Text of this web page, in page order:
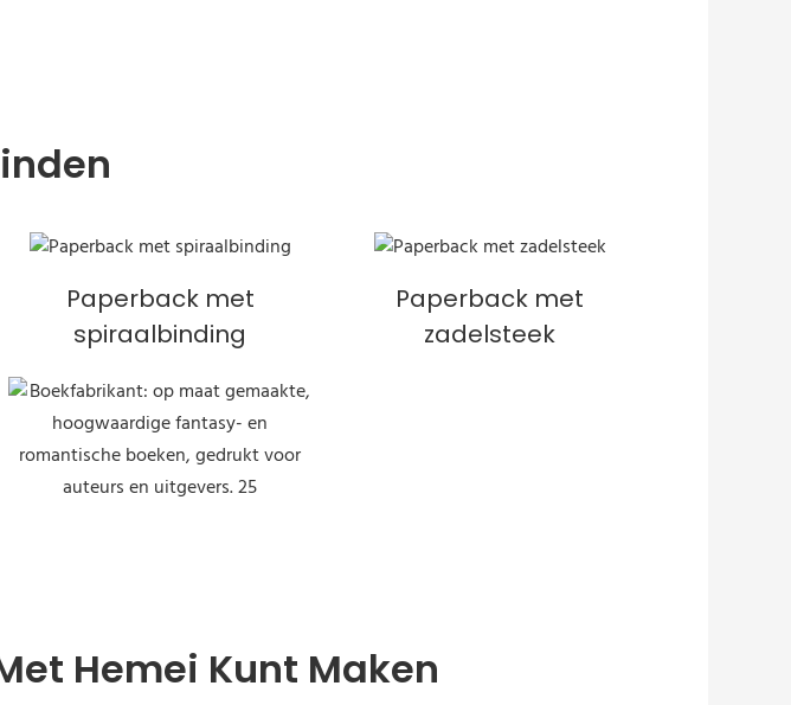
Paperback met
spiraalbinding
Paperback met
zadelsteek
Hemei Kunt Maken